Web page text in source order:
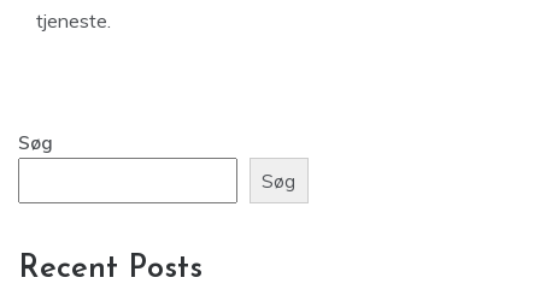
tjeneste.
Søg
Søg
Recent Posts